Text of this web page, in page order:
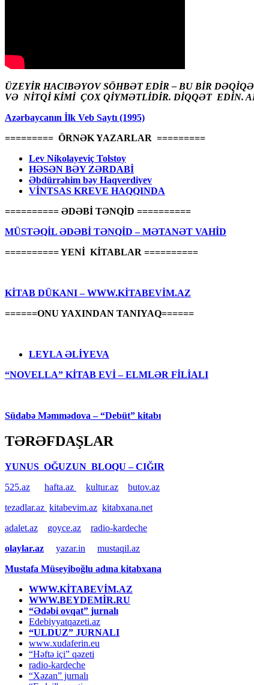
ÜZEYİR HACIBƏYOV SÖHBƏT EDİR – BU BİR
VƏ NİTQİ KİMİ ÇOX QİYMƏTLİDİR. DİQQƏT EDİN.
Azərbaycanın İlk Veb Saytı (1995)
========= ÖRNƏK YAZARLAR =========
Lev Nikolayeviç Tolstoy
HƏSƏN BƏY ZƏRDABİ
Əbdürrəhim bəy Haqverdiyev
VİNTSAS KREVE HAQQINDA
========== ƏDƏBİ TƏNQİD ==========
MÜSTƏQİL ƏDƏBİ TƏNQİD – MƏTANƏT VAHİD
========== YENİ KİTABLAR ==========
KİTAB DÜKANI – WWW.KİTABEVİM.AZ
======ONU YAXINDAN TANIYAQ======
LEYLA ƏLİYEVA
“NOVELLA” KİTAB EVİ – ELMLƏR FİLİALI
Südabə Məmmədova – “Debüt” kitabı
TƏRƏFDAŞLAR
YUNUS OĞUZUN BLOQU – CIĞIR
525.az
hafta.az kultur.az
butov.az
tezadlar.az kitabevim.az kitabxana.net
adalet.az
goyce.az
radio-kardeche
olaylar.az
yazar.in
mustaqil.az
Mustafa Müseyiboğlu adına kitabxana
WWW.KİTABEVİM.AZ
WWW.BEYDEMİR.RU
“Ədəbi ovqat” jurnalı
Edebiyyatqazeti.az
“ULDUZ” JURNALI
www.xudaferin.eu
“Həftə içi” qəzeti
radio-kardeche
“Xəzan” jurnalı